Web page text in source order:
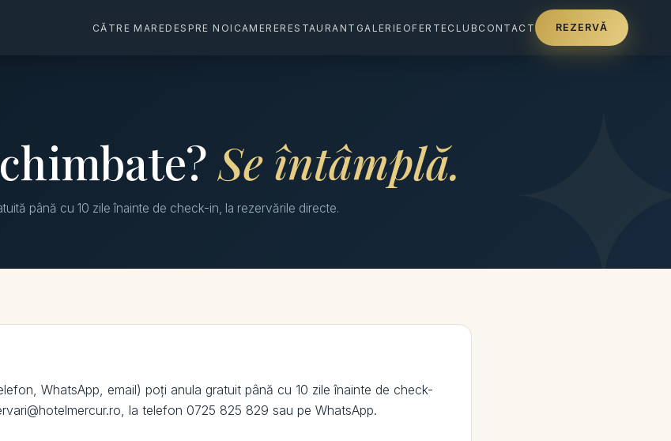
CĂTRE MAREDESPRE NOI CAMERERESTAURANT GALERIE OFERTECLUB CONTACT REZERVĂ
Se întâmplă.
până cu 10 zile înainte de check-in, la rezervările directe.
WhatsApp, email) poți anula gratuit până cu 10 zile înainte de check-
la telefon 0725 825 829 sau pe WhatsApp.